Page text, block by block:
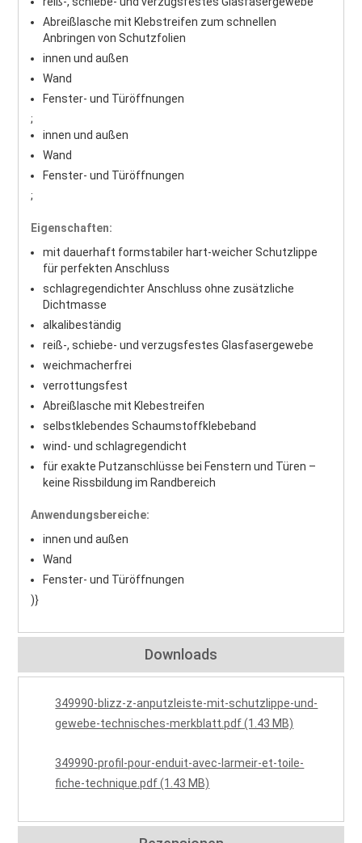
Abreißlasche mit Klebstreifen zum schnellen
Anbringen von Schutzfolien
innen und außen
Wand
Fenster- und Türöffnungen
;
innen und außen
Wand
Fenster- und Türöffnungen
;
Eigenschaften:
mit dauerhaft formstabiler hart-weicher Schutzlippe
für perfekten Anschluss
schlagregendichter Anschluss ohne zusätzliche
Dichtmasse
alkalibeständig
reiß-, schiebe- und verzugsfestes Glasfasergewebe
weichmacherfrei
verrottungsfest
Abreißlasche mit Klebestreifen
selbstklebendes Schaumstoffklebeband
wind- und schlagregendicht
für exakte Putzanschlüsse bei Fenstern und Türen –
keine Rissbildung im Randbereich
Anwendungsbereiche:
innen und außen
Wand
Fenster- und Türöffnungen
)}
Downloads
349990-blizz-z-anputzleiste-mit-schutzlippe-und-
gewebe-technisches-merkblatt.pdf (1.43 MB)
349990-profil-pour-enduit-avec-larmeir-et-toile-
fiche-technique.pdf (1.43 MB)